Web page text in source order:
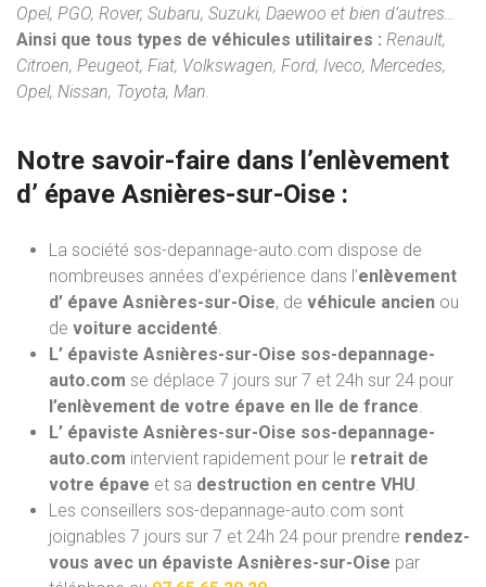
Opel, PGO, Rover, Subaru, Suzuki, Daewoo et bien d’autres…
Ainsi que tous types de véhicules utilitaires : Renault,
Citroen, Peugeot, Fiat, Volkswagen, Ford, Iveco, Mercedes,
Opel, Nissan, Toyota, Man.
Notre savoir-faire dans l’enlèvement
d’ épave Asnières-sur-Oise :
La société sos-depannage-auto.com dispose de
nombreuses années d’expérience dans l’enlèvement
d’ épave Asnières-sur-Oise, de véhicule ancien ou
de voiture accidenté.
L’ épaviste Asnières-sur-Oise sos-depannage-
auto.com se déplace 7 jours sur 7 et 24h sur 24 pour
l’enlèvement de votre épave en Ile de france.
L’ épaviste Asnières-sur-Oise sos-depannage-
auto.com intervient rapidement pour le retrait de
votre épave et sa destruction en centre VHU.
Les conseillers sos-depannage-auto.com sont
joignables 7 jours sur 7 et 24h 24 pour prendre rendez-
vous avec un épaviste Asnières-sur-Oise par